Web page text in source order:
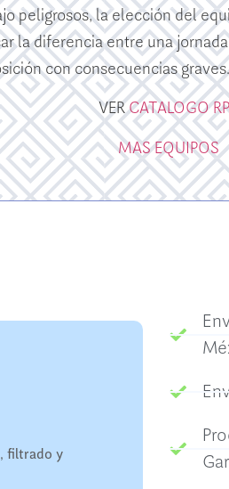
peligrosos, la elección del
la diferencia entre una
con consecuencias graves.
VERCATALOGO
MAS EQUIPOS
filtrado y